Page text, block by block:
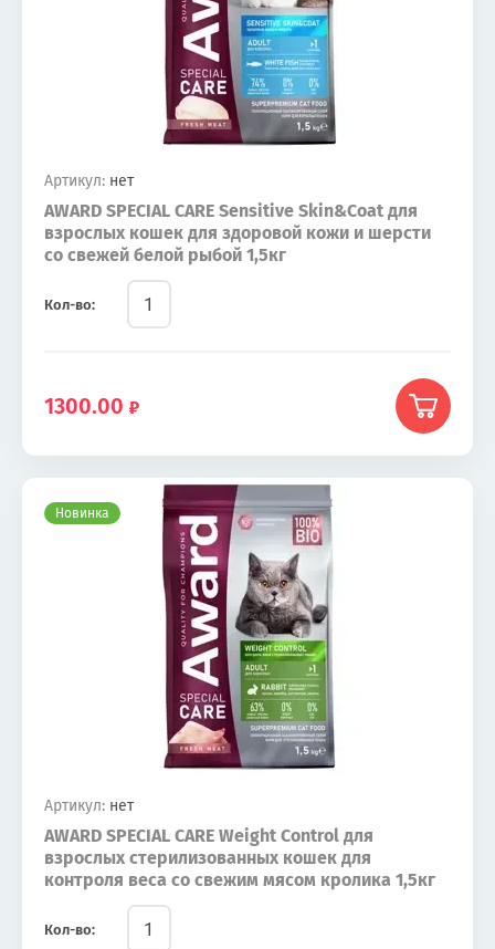
Артикул: нет
AWARD SPECIAL CARE Sensitive Skin&Coat для
взрослых кошек для здоровой кожи и шерсти
со свежей белой рыбой 1,5кг
Кол-во:
1300.00
Новинка
Артикул: нет
AWARD SPECIAL CARE Weight Control для
взрослых стерилизованных кошек для
контроля веса со свежим мясом кролика 1,5кг
Кол-во: